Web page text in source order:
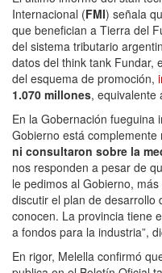
Internacional (FMI) señala
que benefician a Tierra del
del sistema tributario
datos del think tank Fundar,
del esquema de promoción,
1.070 millones, equivalente
En la Gobernación fueguina
Gobierno está complemente
ni consultaron sobre la
nos responden a pesar de
le pedimos al Gobierno,
discutir el plan de desarrollo
conocen. La provincia tiene
a fondos para la industria”,
En rigor, Melella confirmó